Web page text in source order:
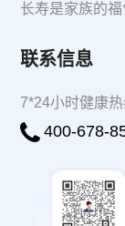
长寿是家族的福
联系信息
7*24小时健康
400-678-